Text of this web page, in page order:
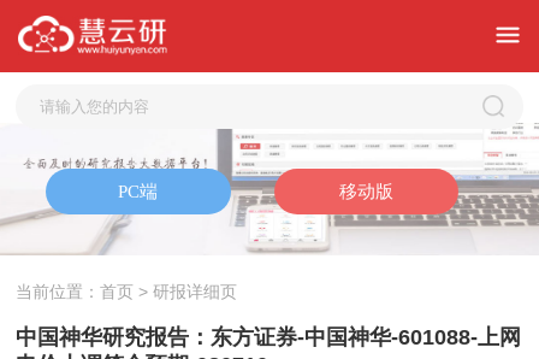
当前位置：首页 > 研报详细页
中国神华研究报告：东方证券-中国神华-601088-上网